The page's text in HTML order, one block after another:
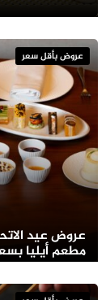
عروض بأقل سعر
عروض عيد
مطعم أيليا بسعر 245